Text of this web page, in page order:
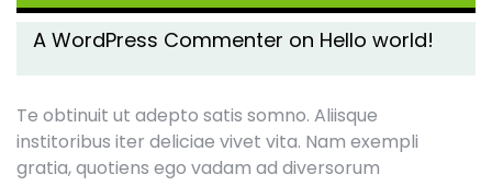
A WordPress Commenter on Hello world!
Te obtinuit ut adepto satis somno. Aliisque
institoribus iter deliciae vivet vita. Nam exempli
gratia, quotiens ego vadam ad diversorum